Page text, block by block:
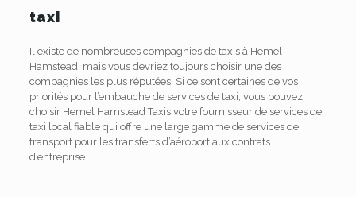
taxi
Il existe de nombreuses compagnies de taxis à Hemel
Hamstead, mais vous devriez toujours choisir une des
compagnies les plus réputées. Si ce sont certaines de vos
priorités pour l’embauche de services de taxi, vous pouvez
choisir Hemel Hamstead Taxis votre fournisseur de services de
taxi local fiable qui offre une large gamme de services de
transport pour les transferts d’aéroport aux contrats
d’entreprise.